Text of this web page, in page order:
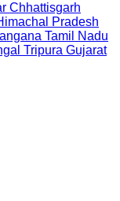
Chhattisgarh
Pradesh
Tamil Nadu
Tripura Gujarat